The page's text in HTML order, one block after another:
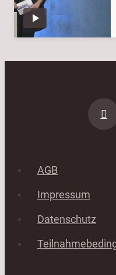
AGB
Impressum
Datenschutz